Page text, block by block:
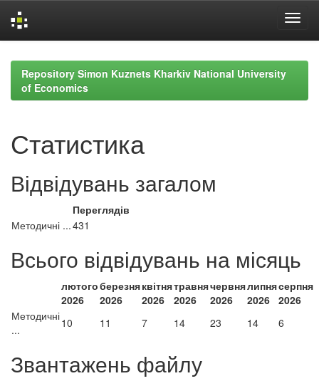
navigationRepository Simon Kuznets Kharkiv National University
of Economics
Статистика
Відвідувань загалом
Переглядів
Методичні ...431
Всього відвідувань на місяць
лютого
2026
березня
2026
квітня
2026
травня
2026
червня
2026
липня
2026
серпня
2026
Методичні
...
10 11 7 14 23 14 6
Звантажень файлу